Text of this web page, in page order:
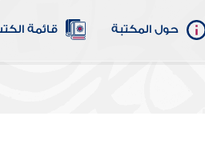
حول المكتبة قائمة